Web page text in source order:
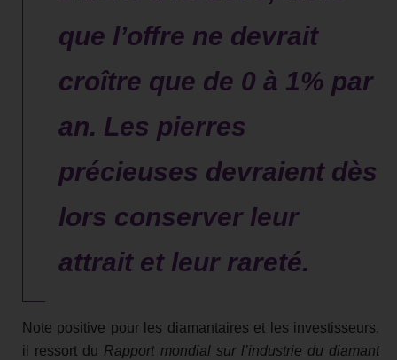
que l’offre ne devrait
croître que de 0 à 1% par
an. Les pierres
précieuses devraient dès
lors conserver leur
attrait et leur rareté.
Note positive pour les diamantaires et les investisseurs,
il ressort du Rapport mondial sur l’industrie du diamant